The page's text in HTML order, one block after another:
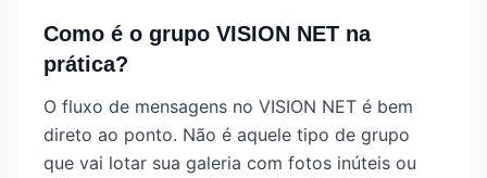
Como é o grupo VISION NET na
prática?
O fluxo de mensagens no VISION NET é bem
direto ao ponto. Não é aquele tipo de grupo
que vai lotar sua galeria com fotos inúteis ou